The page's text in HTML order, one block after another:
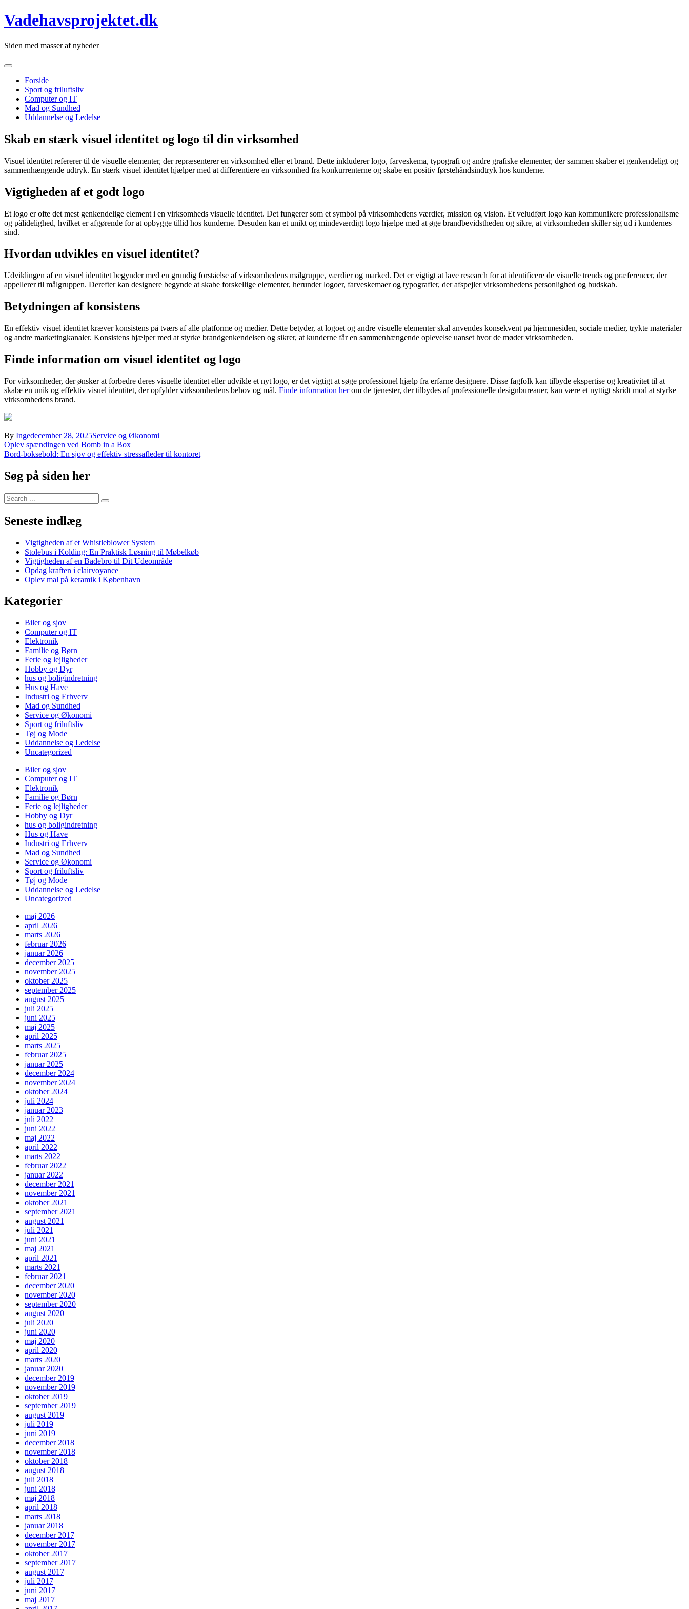
Skip
to
Vadehavsprojektet.dk
Siden med masser af nyheder
Forside
Sport og friluftsliv
Computer og IT
Mad og Sundhed
Uddannelse og Ledelse
Skab en stærk visuel identitet og logo til din virksomhed
Visuel identitet refererer til de visuelle elementer, der repræsenterer en virksomhed eller et brand. Dette inkluderer logo, farveskema, typografi og andre grafiske elementer, der sammen skaber et genkendeligt og
sammenhængende udtryk. En stærk visuel identitet hjælper med at differentiere en virksomhed fra konkurrenterne og skabe en positiv førstehåndsindtryk hos kunderne.
Vigtigheden af et godt logo
Et logo er ofte det mest genkendelige element i en virksomheds visuelle identitet. Det fungerer som et symbol på virksomhedens værdier, mission og vision. Et veludført logo kan kommunikere professionalisme
og pålidelighed, hvilket er afgørende for at opbygge tillid hos kunderne. Desuden kan et unikt og mindeværdigt logo hjælpe med at øge brandbevidstheden og sikre, at virksomheden skiller sig ud i kundernes
sind.
Hvordan udvikles en visuel identitet?
Udviklingen af en visuel identitet begynder med en grundig forståelse af virksomhedens målgruppe, værdier og marked. Det er vigtigt at lave research for at identificere de visuelle trends og præferencer, der
appellerer til målgruppen. Derefter kan designere begynde at skabe forskellige elementer, herunder logoer, farveskemaer og typografier, der afspejler virksomhedens personlighed og budskab.
Betydningen af konsistens
En effektiv visuel identitet kræver konsistens på tværs af alle platforme og medier. Dette betyder, at logoet og andre visuelle elementer skal anvendes konsekvent på hjemmesiden, sociale medier, trykte materialer
og andre marketingkanaler. Konsistens hjælper med at styrke brandgenkendelsen og sikrer, at kunderne får en sammenhængende oplevelse uanset hvor de møder virksomheden.
Finde information om visuel identitet og logo
For virksomheder, der ønsker at forbedre deres visuelle identitet eller udvikle et nyt logo, er det vigtigt at søge professionel hjælp fra erfarne designere. Disse fagfolk kan tilbyde ekspertise og kreativitet til at
skabe en unik og effektiv visuel identitet, der opfylder virksomhedens behov og mål. Finde information herom de tjenester, der tilbydes af professionelle designbureauer, kan være et nyttigt skridt mod at styrke
virksomhedens brand.
By Ingedecember 28, 2025Service og Økonomi
Indlægsnavigation
Oplev spændingen ved Bomb in a Box
Bord-boksebold: En sjov og effektiv stressafleder til kontoret
Søg på siden her
Search
for:
Seneste indlæg
Vigtigheden af et Whistleblower System
Stolebus i Kolding: En Praktisk Løsning til Møbelkøb
Vigtigheden af en Badebro til Dit Udeområde
Opdag kraften i clairvoyance
Oplev mal på keramik i København
Kategorier
Biler og sjov
Computer og IT
Elektronik
Familie og Børn
Ferie og lejligheder
Hobby og Dyr
hus og boligindretning
Hus og Have
Industri og Erhverv
Mad og Sundhed
Service og Økonomi
Sport og friluftsliv
Tøj og Mode
Uddannelse og Ledelse
Uncategorized
Biler og sjov
Computer og IT
Elektronik
Familie og Børn
Ferie og lejligheder
Hobby og Dyr
hus og boligindretning
Hus og Have
Industri og Erhverv
Mad og Sundhed
Service og Økonomi
Sport og friluftsliv
Tøj og Mode
Uddannelse og Ledelse
Uncategorized
maj 2026
april 2026
marts 2026
februar 2026
januar 2026
december 2025
november 2025
oktober 2025
september 2025
august 2025
juli 2025
juni 2025
maj 2025
april 2025
marts 2025
februar 2025
januar 2025
december 2024
november 2024
oktober 2024
juli 2024
januar 2023
juli 2022
juni 2022
maj 2022
april 2022
marts 2022
februar 2022
januar 2022
december 2021
november 2021
oktober 2021
september 2021
august 2021
juli 2021
juni 2021
maj 2021
april 2021
marts 2021
februar 2021
december 2020
november 2020
september 2020
august 2020
juli 2020
juni 2020
maj 2020
april 2020
marts 2020
januar 2020
december 2019
november 2019
oktober 2019
september 2019
august 2019
juli 2019
juni 2019
december 2018
november 2018
oktober 2018
august 2018
juli 2018
juni 2018
maj 2018
april 2018
marts 2018
januar 2018
december 2017
november 2017
oktober 2017
september 2017
august 2017
juli 2017
juni 2017
maj 2017